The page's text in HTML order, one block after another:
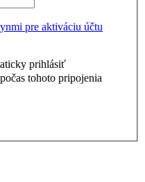
pre aktiváciu účtu
prihlásiť
tohoto pripojenia